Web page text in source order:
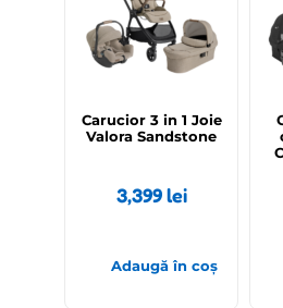
Carucior 3 in 1 Joie
Valora Sandstone
3,399lei
Adaugă în coș